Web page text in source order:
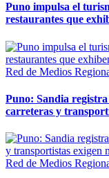
Puno impulsa el
restaurantes que
Red de Medios
Puno: Sandia
carreteras y
Red de Medios